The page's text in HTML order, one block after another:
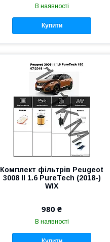
В наявності
Купити
Комплект фільтрів Peugeot
3008 II 1.6 PureTech (2018-)
WIX
980 ₴
В наявності